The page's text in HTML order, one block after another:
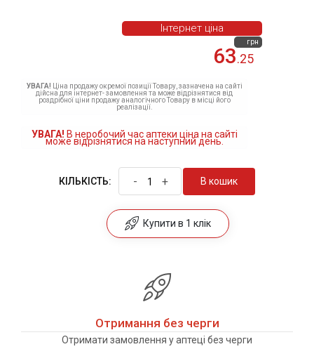
63.25
грн
Інтернет ціна
УВАГА! Ціна продажу окремої позиції Товару, зазначена на сайті
дійсна для інтернет- замовлення та може відрізнятися від
роздрібної ціни продажу аналогічного Товару в місці його
реалізації.
УВАГА! В неробочий час аптеки ціна на сайті
може відрізнятися на наступний день.
КІЛЬКІСТЬ: - + В кошик
Купити в 1 клік
Отримання без черги
Отримати замовлення у аптеці без черги